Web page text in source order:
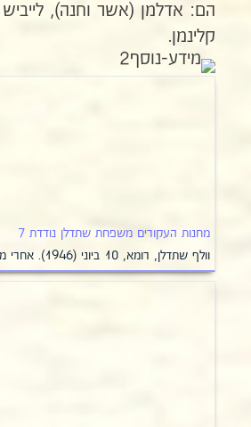
הם: אדלמן (אשר וחנה),
קלינמן.
מחנות העקורים משפחת שתדלן נודדת 7
וולף שתדלן, רומא, 10 ביוני (1946). אחרי מכתב…